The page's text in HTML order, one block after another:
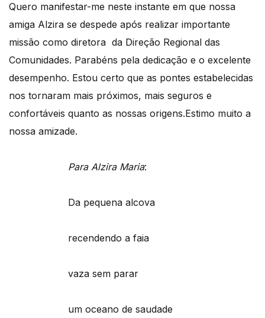
Quero manifestar-me neste instante em que nossa
amiga Alzira se despede após realizar importante
missão como diretora da Direção Regional das
Comunidades. Parabéns pela dedicação e o excelente
desempenho. Estou certo que as pontes estabelecidas
nos tornaram mais próximos, mais seguros e
confortáveis quanto as nossas origens.Estimo muito a
nossa amizade.
Para Alzira Maria:
Da pequena alcova
recendendo a faia
vaza sem parar
um oceano de saudade